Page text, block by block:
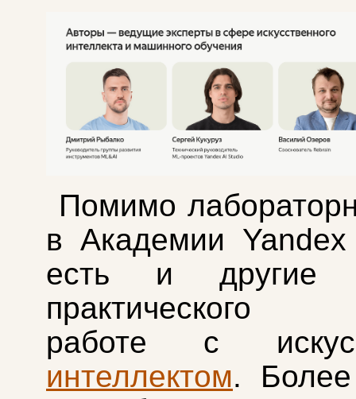
Помимо
в Академии
есть и другие
практического
работе с
интеллектом.